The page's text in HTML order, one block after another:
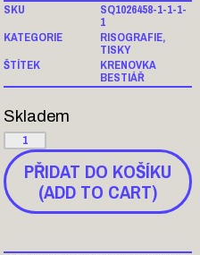
SKU
SQ1026458-1-1-1-
1
KATEGORIE
RISOGRAFIE,
TISKY
ŠTÍTEK
KRENOVKA
BESTIÁŘ
Skladem
PŘIDAT DO KOŠÍKU
(ADD TO CART)